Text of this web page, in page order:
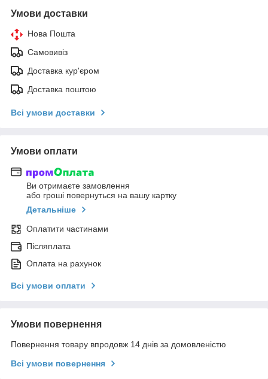
Умови доставки
Нова Пошта
Самовивіз
Доставка кур'єром
Доставка поштою
Всі умови доставки
Умови оплати
Ви отримаєте замовлення
або гроші повернуться на вашу картку
Детальніше
Оплатити частинами
Післяплата
Оплата на рахунок
Всі умови оплати
Умови повернення
Повернення товару впродовж 14 днів за домовленістю
Всі умови повернення